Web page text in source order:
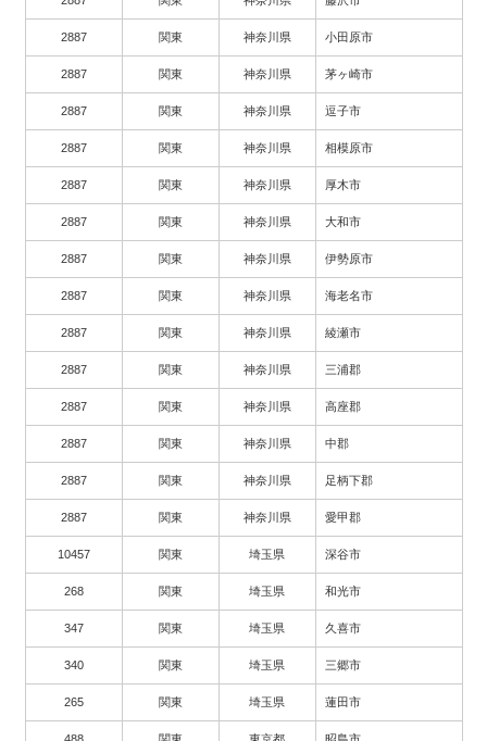
2887 関東 神奈川県 小田原市
2887 関東 神奈川県 茅ヶ崎市
2887 関東 神奈川県 逗子市
2887 関東 神奈川県 相模原市
2887 関東 神奈川県 厚木市
2887 関東 神奈川県 大和市
2887 関東 神奈川県 伊勢原市
2887 関東 神奈川県 海老名市
2887 関東 神奈川県 綾瀬市
2887 関東 神奈川県 三浦郡
2887 関東 神奈川県 高座郡
2887 関東 神奈川県 中郡
2887 関東 神奈川県 足柄下郡
2887 関東 神奈川県 愛甲郡
10457 関東 埼玉県 深谷市
268 関東 埼玉県 和光市
347 関東 埼玉県 久喜市
340 関東 埼玉県 三郷市
265 関東 埼玉県 蓮田市